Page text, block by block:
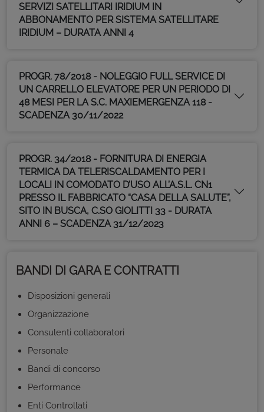
SERVIZI SATELLITARI IRIDIUM IN
ABBONAMENTO PER SISTEMA SATELLITARE
IRIDIUM – DURATA ANNI 4
PROGR. 78/2018 - NOLEGGIO FULL SERVICE DI
UN CARRELLO ELEVATORE PER UN PERIODO DI
48 MESI PER LA S.C. MAXIEMERGENZA 118 -
SCADENZA 30/11/2022
PROGR. 34/2018 - FORNITURA DI ENERGIA
TERMICA DA TELERISCALDAMENTO PER I
LOCALI IN COMODATO D’USO ALL’A.S.L. CN1
PRESSO IL FABBRICATO “CASA DELLA SALUTE”,
SITO IN BUSCA, C.SO GIOLITTI 33 - DURATA
ANNI 6 – SCADENZA 31/12/2023
BANDI DI GARA E CONTRATTI
Disposizioni generali
Organizzazione
Consulenti collaboratori
Personale
Bandi di concorso
Performance
Enti Controllati